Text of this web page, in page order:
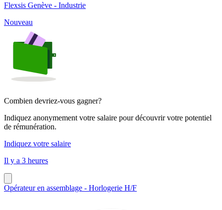
Flexsis Genève - Industrie
Nouveau
Combien devriez-vous gagner?
Indiquez anonymement votre salaire pour découvrir votre potentiel
de rémunération.
Indiquez votre salaire
Il y a 3 heures
Opérateur en assemblage - Horlogerie H/F